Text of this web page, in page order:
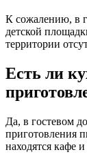
К сожалению, в
детской
территории
Есть ли
Да, в гостевом
приготовления
находятся кафе